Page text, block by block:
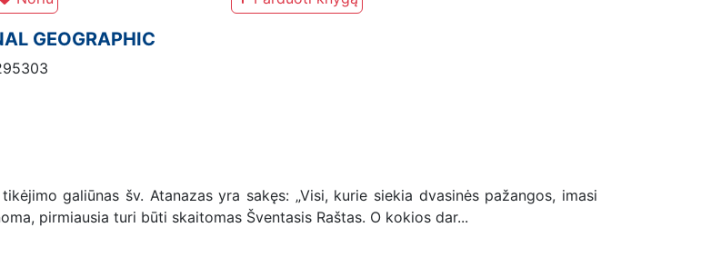
GEOGRAPHIC
galiūnas šv. Atanazas yra sakęs: „Visi, kurie siekia dvasinės pažangos, imasi
pirmiausia turi būti skaitomas Šventasis Raštas. O kokios dar...